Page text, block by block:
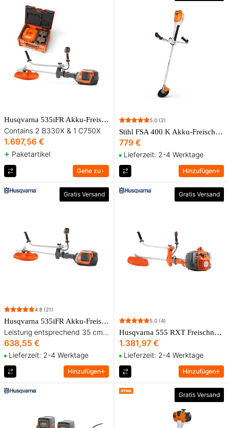
Husqvarna 535iFR Akku-Freischneider inkl. Akkubox
Contains 2 B330X & 1 C750X
1.697,56 €
+ Paketartikel
Gehe zu
5.0 (2)
Stihl FSA 400 K Akku-Freischneider
779 €
Lieferzeit: 2-4 Werktage
Hinzufügen
Gratis Versand
4.8 (21)
Husqvarna 535iFR Akku-Freischneider inkl. Tragegurt und drei Schneidausstattungen
Leistung entsprechend 35 cm³ – ohne Akku und Ladegerät
638,55 €
Lieferzeit: 2-4 Werktage
Hinzufügen
Gratis Versand
5.0 (4)
Husqvarna 555 RXT Freischneider
1.381,97 €
Lieferzeit: 2-4 Werktage
Hinzufügen
Gratis Versand